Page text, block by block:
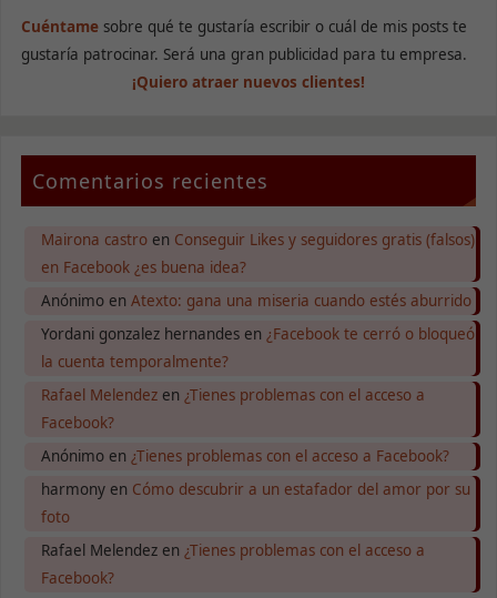
Cuéntamesobre qué te gustaría escribir o cuál de mis posts te
gustaría patrocinar. Será una gran publicidad para tu empresa.
¡Quiero atraer nuevos clientes!
Comentarios recientes
Mairona castroen Conseguir Likes y seguidores gratis (falsos)
en Facebook ¿es buena idea?
Anónimoen Atexto: gana una miseria cuando estés aburrido
Yordani gonzalez hernandesen ¿Facebook te cerró o bloqueó
la cuenta temporalmente?
Rafael Melendezen ¿Tienes problemas con el acceso a
Facebook?
Anónimoen ¿Tienes problemas con el acceso a Facebook?
harmonyen Cómo descubrir a un estafador del amor por su
foto
Rafael Melendezen ¿Tienes problemas con el acceso a
Facebook?
Estas
cookies no
son
Son
necesarias
para que
Estadísticas
Para que
podamos
y estructura